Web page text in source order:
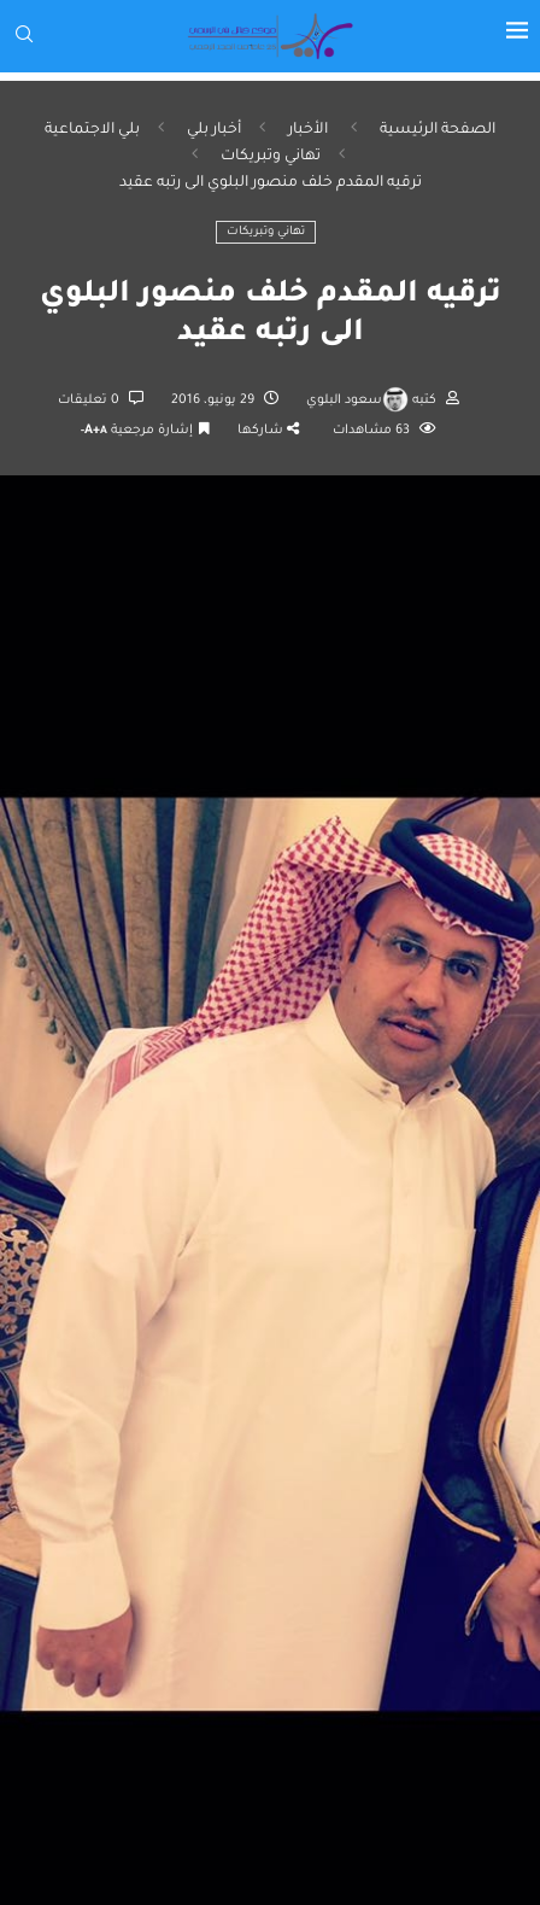
الصفحة الرئيسية الأخبار أخبار بلي
بلي الاجتماعية
تهاني وتبريكات
ترقيه المقدم خلف منصور البلوي الى رتبه عقيد
تهاني وتبريكات
ترقيه المقدم خلف منصور البلوي
الى رتبه عقيد
كتبه سعود البلوي 29 يونيو، 2016
63 مشاهدات شاركها إشارة مرجعية A+A-